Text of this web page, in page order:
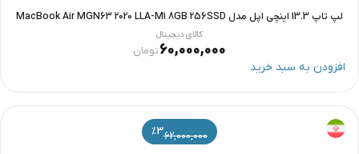
لپ تاپ 13.3 اینچی اپل مدل MacBook Air MGN63 2020 LLA-M1 8GB 256SSD
کالای دیجیتال
60,000,000تومان
افزودن به سبد خرید
62,000,000
%3